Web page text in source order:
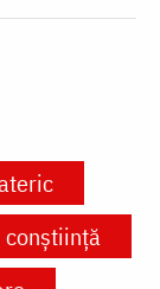
conștiință